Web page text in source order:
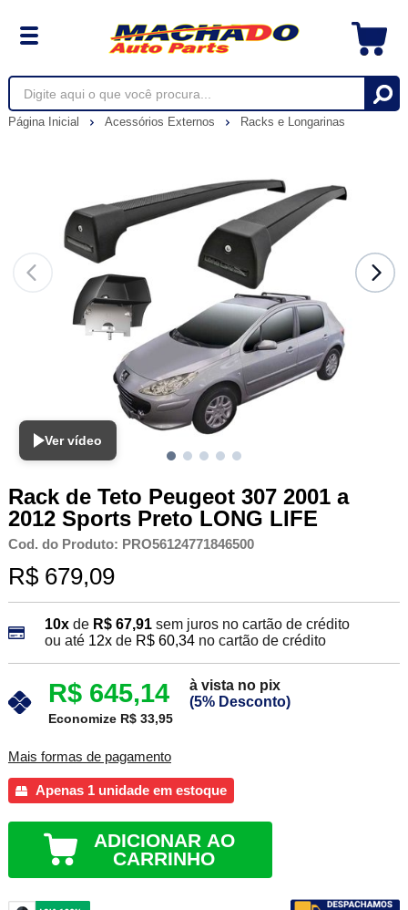
Página Inicial Acessórios Externos Racks e Longarinas
Ver vídeo
Rack de Teto Peugeot 307 2001 a
2012 Sports Preto LONG LIFE
Cod. do Produto: PRO56124771846500
R$ 679,09
10xde R$ 67,91 sem juros no cartão de crédito
ou até 12xde R$ 60,34no cartão de crédito
R$ 645,14
à vista no pix
(5% Desconto)
Economize R$ 33,95
Mais formas de pagamento
Apenas 1 unidade em estoque
ADICIONAR AO
CARRINHO